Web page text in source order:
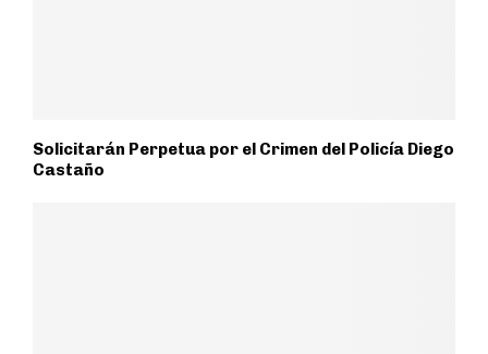
Solicitarán Perpetua por el Crimen del Policía Diego
Castaño